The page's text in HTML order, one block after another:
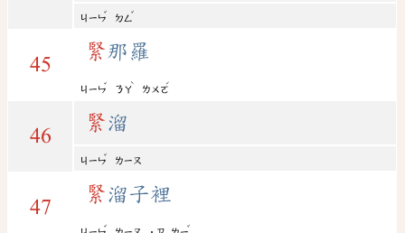
ㄐㄧㄣ
ˇ
ㄉㄥ
ˇ
45
緊那羅
ㄐㄧㄣ
ˇ
ㄋㄚ
ˋ
ㄌㄨㄛ
ˊ
46
緊溜
ㄐㄧㄣ
ˇ
ㄌㄧㄡ
47
緊溜子裡
ˇ ˇ